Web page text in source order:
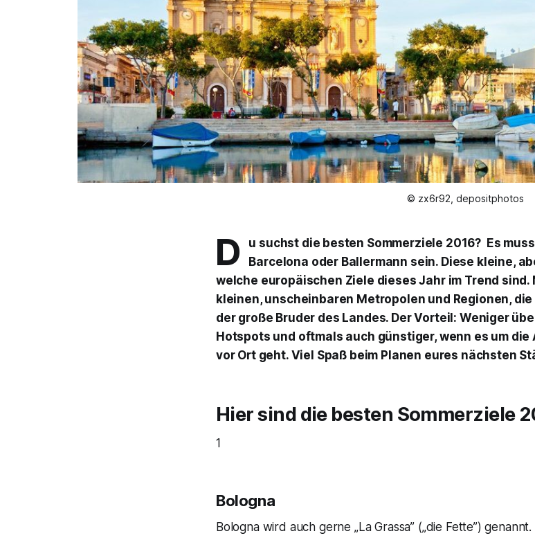
© zx6r92, depositphotos
D
u suchst die besten Sommerziele 2016? Es
Barcelona oder Ballermann sein. Diese kleine,
welche europäischen Ziele dieses Jahr im Trend sind.
kleinen, unscheinbaren Metropolen und Regionen,
der große Bruder des Landes. Der Vorteil: Weniger
Hotspots und oftmals auch günstiger, wenn es um
vor Ort geht. Viel Spaß beim Planen eures nächsten
Hier sind die besten Sommerziele
1
Bologna
Bologna wird auch gerne „La Grassa” („die Fette”)